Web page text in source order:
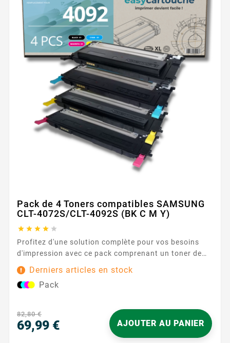
Pack de 4 Toners compatibles SAMSUNG
CLT-4072S/CLT-4092S (BK C M Y)
    
Profitez d'une solution complète pour vos besoins
d'impression avec ce pack comprenant un toner de
chaque couleur. Chaque toner assure des
impressions durables et fiables. Caractéristiques
principales : Couleurs : Noir, Cyan, Magenta, Jaune
Derniers articles en stock
Pack
82,80 €
69,99 € AJOUTER AU PANIER